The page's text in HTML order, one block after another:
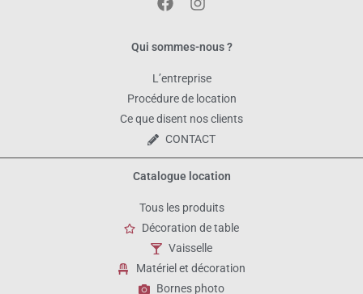
Qui sommes-nous ?
L’entreprise
Procédure de location
Ce que disent nos clients
CONTACT
Catalogue location
Tous les produits
Décoration de table
Vaisselle
Matériel et décoration
Bornes photo